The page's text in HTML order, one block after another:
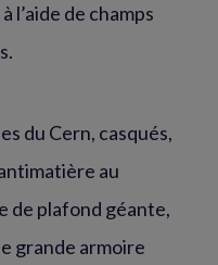
l’aide de champs
du Cern, casqués,
au
de plafond géante,
grande armoire